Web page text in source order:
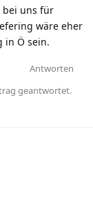
bei uns für
wäre eher
in Ö sein.
Antworten
geantwortet.